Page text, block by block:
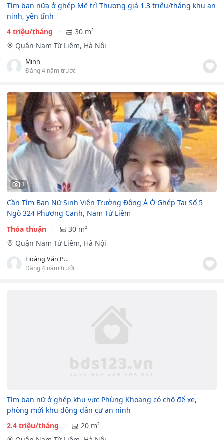
Tìm bạn nữa ở ghép Mễ trì Thượng giá 1.3 triệu/tháng khu an
ninh, yên tĩnh
4 triệu/tháng
30 m²
Quận Nam Từ Liêm, Hà Nội
Minh
Đăng 4 năm trước
1
Cần Tìm Bạn Nữ Sinh Viên Trường Đông Á Ở Ghép Tại Số 5
Ngõ 324 Phương Canh, Nam Từ Liêm
Thỏa thuận
30 m²
Quận Nam Từ Liêm, Hà Nội
Hoàng Văn Phương
Đăng 4 năm trước
Tìm bạn nữ ở ghép khu vực Phùng Khoang có chỗ để xe,
phòng mới khu đông dân cư an ninh
2.4 triệu/tháng
20 m²